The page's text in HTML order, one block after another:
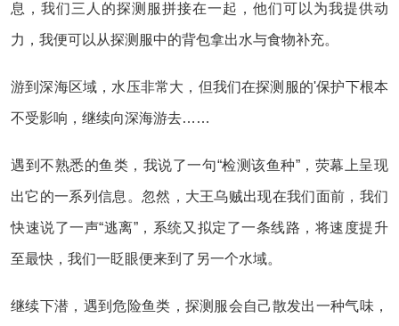
息，我们三人的探测服拼接在一起，他们可以为我提供动
力，我便可以从探测服中的背包拿出水与食物补充。
游到深海区域，水压非常大，但我们在探测服的'保护下根本
不受影响，继续向深海游去……
遇到不熟悉的鱼类，我说了一句“检测该鱼种”，荧幕上呈现
出它的一系列信息。忽然，大王乌贼出现在我们面前，我们
快速说了一声“逃离”，系统又拟定了一条线路，将速度提升
至最快，我们一眨眼便来到了另一个水域。
继续下潜，遇到危险鱼类，探测服会自己散发出一种气味，